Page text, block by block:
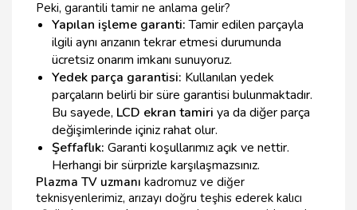
Peki, garantili tamir ne anlama gelir?
Yapılan işleme garanti:Tamir edilen parçayla
ilgili aynı arızanın tekrar etmesi durumunda
ücretsiz onarım imkanı sunuyoruz.
Yedek parça garantisi: Kullanılan yedek
parçaların belirli bir süre garantisi bulunmaktadır.
Bu sayede, LCD ekran tamiri ya da diğer parça
değişimlerinde içiniz rahat olur.
Şeffaflık: Garanti koşullarımız açık ve nettir.
Herhangi bir sürprizle karşılaşmazsınız.
Plazma TV uzmanı kadromuz ve diğer
teknisyenlerimiz, arızayı doğru teşhis ederek kalıcı